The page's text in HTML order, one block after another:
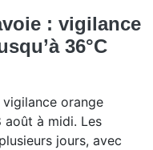
: vigilance
36°C
orange
à midi. Les
jours, avec